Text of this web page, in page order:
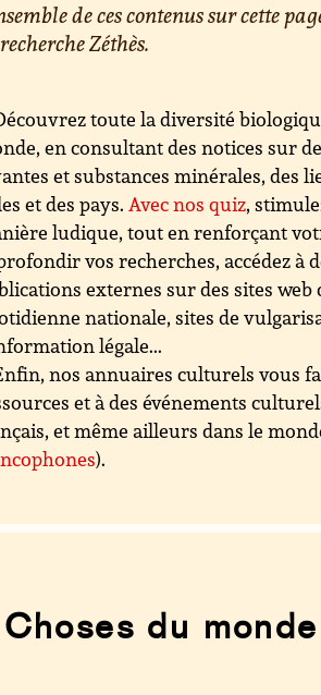
de ces contenus sur cette
Zéthès.
toute la diversité
en consultant des notices sur
et substances minérales, des
et des pays.Avec nos quiz,
ludique, tout en renforçant
vos recherches, accédez à
externes sur des sites web
nationale, sites de
légale...
nos annuaires culturels vous
et à des événements
et même ailleurs dans le
).
Choses du